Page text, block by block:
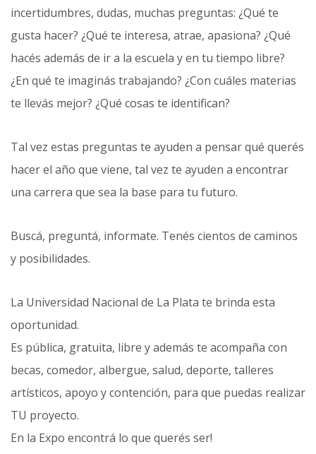
incertidumbres, dudas, muchas preguntas: ¿Qué te
gusta hacer? ¿Qué te interesa, atrae, apasiona? ¿Qué
hacés además de ir a la escuela y en tu tiempo libre?
¿En qué te imaginás trabajando? ¿Con cuáles materias
te llevás mejor? ¿Qué cosas te identifican?
Tal vez estas preguntas te ayuden a pensar qué querés
hacer el año que viene, tal vez te ayuden a encontrar
una carrera que sea la base para tu futuro.
Buscá, preguntá, informate. Tenés cientos de caminos
y posibilidades.
La Universidad Nacional de La Plata te brinda esta
oportunidad.
Es pública, gratuita, libre y además te acompaña con
becas, comedor, albergue, salud, deporte, talleres
artísticos, apoyo y contención, para que puedas realizar
TU proyecto.
En la Expo encontrá lo que querés ser!